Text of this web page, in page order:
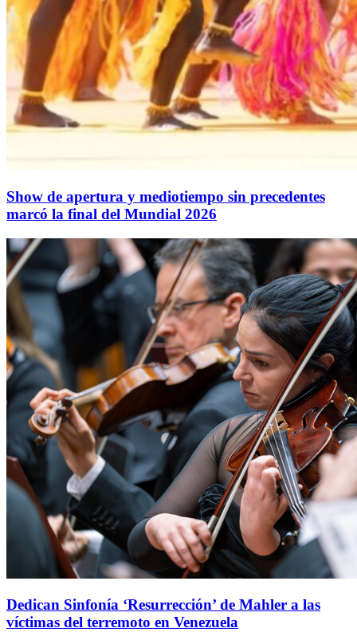
Show de apertura y mediotiempo sin precedentes
marcó la final del Mundial 2026
Dedican Sinfonía ‘Resurrección’ de Mahler a las
víctimas del terremoto en Venezuela